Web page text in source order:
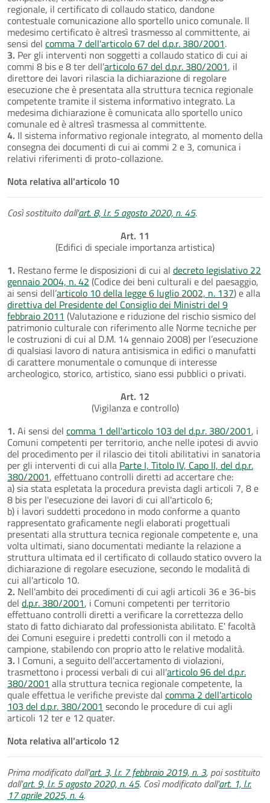
regionale, il certificato di collaudo statico, dandone
contestuale comunicazione allo sportello unico comunale. Il
medesimo certificato è altresì trasmesso al committente, ai
sensi del comma 7 dell'articolo 67 del d.p.r. 380/2001.
3. Per gli interventi non soggetti a collaudo statico di cui ai
commi 8 bis e 8 ter dell'articolo 67 del d.p.r. 380/2001, il
direttore dei lavori rilascia la dichiarazione di regolare
esecuzione che è presentata alla struttura tecnica regionale
competente tramite il sistema informativo integrato. La
medesima dichiarazione è comunicata allo sportello unico
comunale ed è altresì trasmessa al committente.
4. Il sistema informativo regionale integrato, al momento della
consegna dei documenti di cui ai commi 2 e 3, comunica i
relativi riferimenti di proto-collazione.
Nota relativa all'articolo 10
Così sostituito dall'art. 8, l.r. 5 agosto 2020, n. 45.
Art. 11
(Edifici di speciale importanza artistica)
1. Restano ferme le disposizioni di cui al decreto legislativo 22
gennaio 2004, n. 42 (Codice dei beni culturali e del paesaggio,
ai sensi dell’articolo 10 della legge 6 luglio 2002, n. 137) e alla
direttiva del Presidente del Consiglio dei Ministri del 9
febbraio 2011 (Valutazione e riduzione del rischio sismico del
patrimonio culturale con riferimento alle Norme tecniche per
le costruzioni di cui al D.M. 14 gennaio 2008) per l’esecuzione
di qualsiasi lavoro di natura antisismica in edifici o manufatti
di carattere monumentale o comunque di interesse
archeologico, storico, artistico, siano essi pubblici o privati.
Art. 12
(Vigilanza e controllo)
1. Ai sensi del comma 1 dell'articolo 103 del d.p.r. 380/2001, i
Comuni competenti per territorio, anche nelle ipotesi di avvio
del procedimento per il rilascio dei titoli abilitativi in sanatoria
per gli interventi di cui alla Parte I, Titolo IV, Capo II, del d.p.r.
380/2001, effettuano controlli diretti ad accertare che:
a) sia stata espletata la procedura prevista dagli articoli 7, 8 e
8 bis per l'esecuzione dei lavori di cui all'articolo 6;
b) i lavori suddetti procedono in modo conforme a quanto
rappresentato graficamente negli elaborati progettuali
presentati alla struttura tecnica regionale competente e, una
volta ultimati, siano documentati mediante la relazione a
struttura ultimata ed il certificato di collaudo statico ovvero la
dichiarazione di regolare esecuzione, secondo le modalità di
cui all'articolo 10.
2. Nell'ambito dei procedimenti di cui agli articoli 36 e 36-bis
del d.p.r. 380/2001, i Comuni competenti per territorio
effettuano controlli diretti a verificare la correttezza dello
stato di fatto dichiarato dal professionista abilitato. E' facoltà
dei Comuni eseguire i predetti controlli con il metodo a
campione, stabilendo con proprio atto le relative modalità.
3. I Comuni, a seguito dell'accertamento di violazioni,
trasmettono i processi verbali di cui all'articolo 96 del d.p.r.
380/2001 alla struttura tecnica regionale competente, la
quale effettua le verifiche previste dal comma 2 dell'articolo
103 del d.p.r. 380/2001 secondo le procedure di cui agli
articoli 12 ter e 12 quater.
Nota relativa all'articolo 12
Prima modificato dall'art. 3, l.r. 7 febbraio 2019, n. 3, poi sostituito
dall'art. 9, l.r. 5 agosto 2020, n. 45. Così modificato dall'art. 1, l.r.
17 aprile 2025, n. 4.